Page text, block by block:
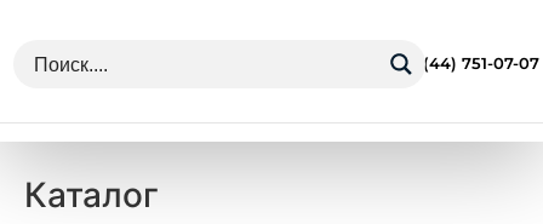
+375 (44) 751-07-07
Каталог